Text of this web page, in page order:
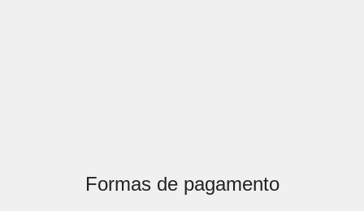
Formas de pagamento